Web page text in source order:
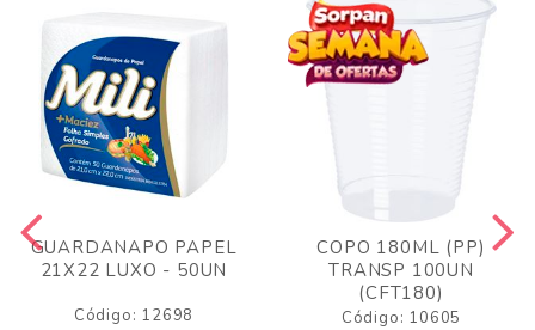
GUARDANAPO PAPEL
21X22 LUXO - 50UN
Código: 12698
COPO 180ML (PP)
TRANSP 100UN
(CFT180)
Código: 10605